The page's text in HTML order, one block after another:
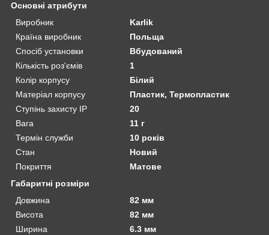
Основні атрибути
Виробник
Karlik
Країна виробник
Польща
Спосіб установки
Вбудований
Кількість роз'ємів
1
Колір корпусу
Білий
Матеріал корпусу
Пластик, Термопластик
Ступінь захисту IP
20
Вага
11 г
Термін служби
10 років
Стан
Новий
Покриття
Матове
Габаритні розміри
Довжина
82 мм
Висота
82 мм
Ширина
6.3 мм